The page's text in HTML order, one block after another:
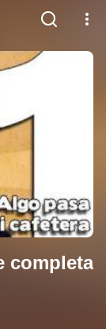
completa